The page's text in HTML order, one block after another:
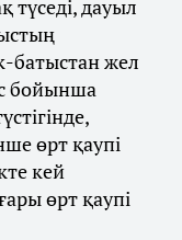
дауыл
батыстан жел
бойынша
өрт қаупі
кей
өрт қаупі